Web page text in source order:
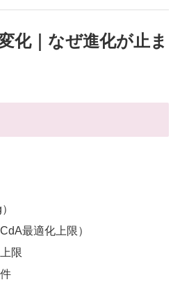
化｜なぜ進化が止ま
最適化上限）
限